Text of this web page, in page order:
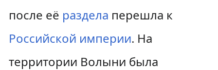
после её раздела перешла к
Российской империи. На
территории Волыни была